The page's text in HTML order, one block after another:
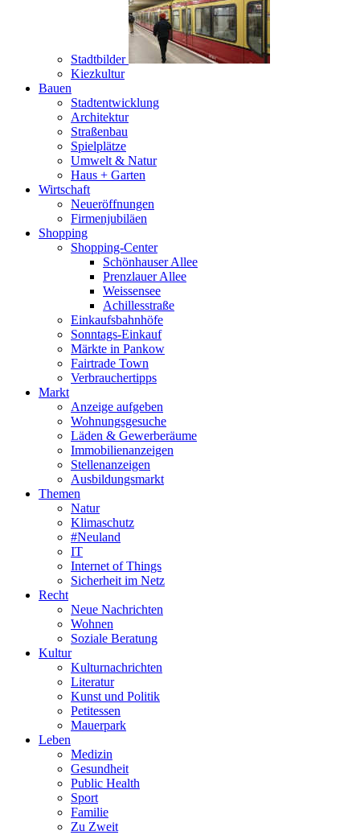
Stadtbilder
Kiezkultur
Bauen
Stadtentwicklung
Architektur
Straßenbau
Spielplätze
Umwelt & Natur
Haus + Garten
Wirtschaft
Neueröffnungen
Firmenjubiläen
Shopping
Shopping-Center
Schönhauser Allee
Prenzlauer Allee
Weissensee
Achillesstraße
Einkaufsbahnhöfe
Sonntags-Einkauf
Märkte in Pankow
Fairtrade Town
Verbrauchertipps
Markt
Anzeige aufgeben
Wohnungsgesuche
Läden & Gewerberäume
Immobilienanzeigen
Stellenanzeigen
Ausbildungsmarkt
Themen
Natur
Klimaschutz
#Neuland
IT
Internet of Things
Sicherheit im Netz
Recht
Neue Nachrichten
Wohnen
Soziale Beratung
Kultur
Kulturnachrichten
Literatur
Kunst und Politik
Petitessen
Mauerpark
Leben
Medizin
Gesundheit
Public Health
Sport
Familie
Zu Zweit